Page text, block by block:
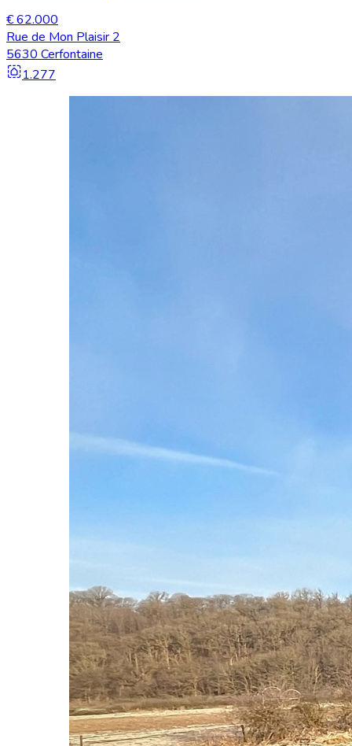
€ 62.000
Rue de Mon Plaisir 2
5630 Cerfontaine
1.277